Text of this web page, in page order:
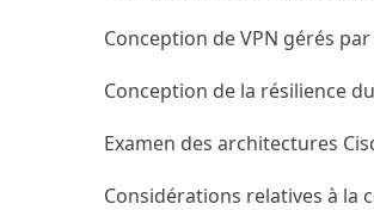
Conception de VPN gérés
Conception de la résilience
Examen des architectures
Considérations relatives à la